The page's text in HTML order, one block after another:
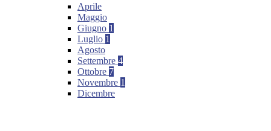
Aprile
Maggio
Giugno 1
Luglio 1
Agosto
Settembre 4
Ottobre 7
Novembre 1
Dicembre